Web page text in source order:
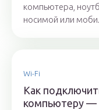
компьютера,
носимой или
Wi-Fi
Как
компьютеру —